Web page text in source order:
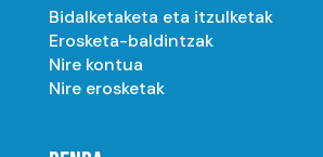
Bidalketaketa eta itzulketak
Erosketa-baldintzak
Nire kontua
Nire erosketak